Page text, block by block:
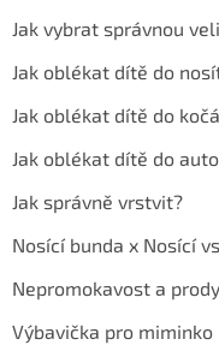
Jak vybrat správnou
Jak oblékat dítě do
Jak oblékat dítě do
Jak oblékat dítě do
Jak správně vrstvit?
Nosící bunda x Nosící
Nepromokavost a
Výbavička pro miminko